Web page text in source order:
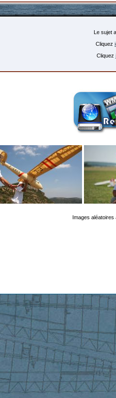
Le sujet
Cliquez
Cliquez
Images aléatoires